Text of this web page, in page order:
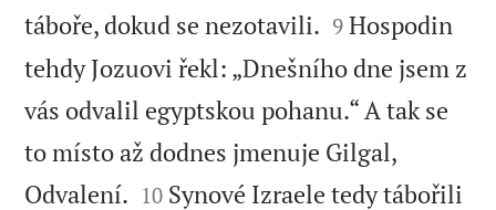
táboře, dokud se nezotavili. 

9 Hospodin
tehdy Jozuovi řekl: „Dnešního dne jsem z
vás odvalil egyptskou pohanu.“ A tak se
to místo až dodnes jmenuje Gilgal,
Odvalení. 

10 Synové Izraele tedy tábořili